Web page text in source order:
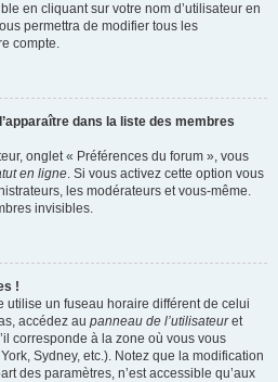
en cliquant sur votre nom d’utilisateur en
permettra de modifier tous les
compte.
dans la liste des membres
onglet « Préférences du forum », vous
en ligne. Si vous activez cette option vous
les modérateurs et vous-même.
invisibles.
!
utilise un fuseau horaire différent de celui
accédez au panneau de l’utilisateuret
corresponde à la zone où vous vous
Sydney, etc.). Notez que la modification
des paramètres, n’est accessible qu’aux